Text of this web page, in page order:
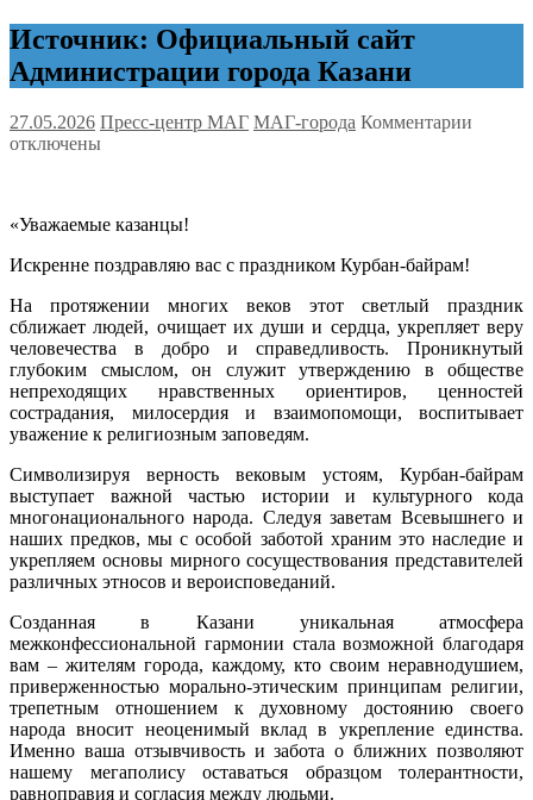
Источник: Официальный сайт
Администрации города Казани
27.05.2026 Пресс-центр МАГ МАГ-города Комментарии
людей,
их
и
отключены
«Уважаемые казанцы!
Искренне поздравляю вас с праздником Курбан-байрам!
На протяжении многих веков этот светлый праздник
сближает людей, очищает их души и сердца, укрепляет веру
человечества в добро и справедливость. Проникнутый
глубоким смыслом, он служит утверждению в обществе
непреходящих нравственных ориентиров, ценностей
сострадания, милосердия и взаимопомощи, воспитывает
уважение к религиозным заповедям.
Символизируя верность вековым устоям, Курбан-байрам
выступает важной частью истории и культурного кода
многонационального народа. Следуя заветам Всевышнего и
наших предков, мы с особой заботой храним это наследие и
укрепляем основы мирного сосуществования представителей
различных этносов и вероисповеданий.
Созданная в Казани уникальная атмосфера
межконфессиональной гармонии стала возможной благодаря
вам – жителям города, каждому, кто своим неравнодушием,
приверженностью морально-этическим принципам религии,
трепетным отношением к духовному достоянию своего
народа вносит неоценимый вклад в укрепление единства.
Именно ваша отзывчивость и забота о ближних позволяют
нашему мегаполису оставаться образцом толерантности,
равноправия и согласия между людьми.